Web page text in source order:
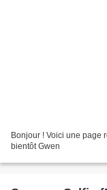
Bonjour ! Voici une page
bientôt Gwen